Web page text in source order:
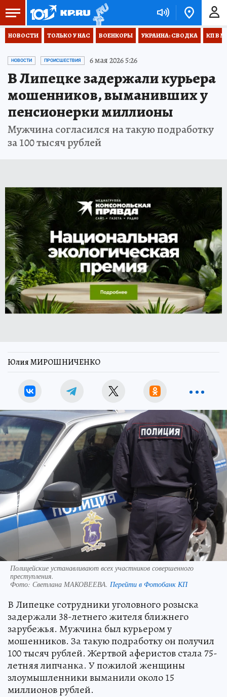
НОВОСТИ ТОЛЬКО У НАС ВОЕНКОРЫ УКРАИНА: СВОДКА КП В
НОВОСТИ ПРОИСШЕСТВИЯ 6 мая 2026 5:26
В Липецке задержали курьера
мошенников, выманивших у
пенсионерки миллионы
Мужчина согласился на такую подработку
за 100 тысяч рублей
Юлия МИРОШНИЧЕНКО
Полицейские устанавливают всех участников совершенного
преступления.
Фото: Светлана МАКОВЕЕВА. Перейти в Фотобанк КП
В Липецке сотрудники уголовного розыска
задержали 38-летнего жителя ближнего
зарубежья. Мужчина был курьером у
мошенников. За такую подработку он получил
100 тысяч рублей. Жертвой аферистов стала 75-
летняя липчанка. У пожилой женщины
злоумышленники выманили около 15
миллионов рублей.